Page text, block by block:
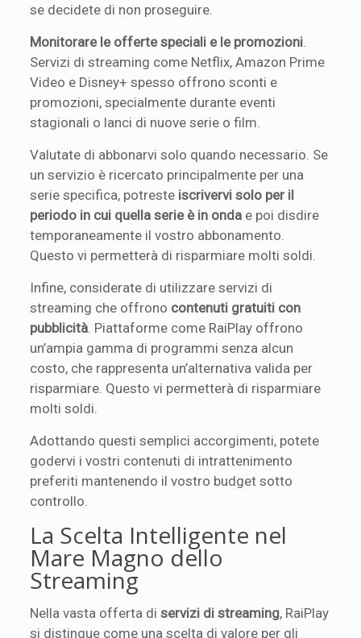
se decidete di non proseguire.
Monitorare le offerte speciali e le promozioni
Servizi di streaming come Netflix, Amazon Prime
Video e Disney+ spesso offrono sconti e
promozioni, specialmente durante eventi
stagionali o lanci di nuove serie o film.
Valutate di abbonarvi solo quando necessario. Se
un servizio è ricercato principalmente per una
serie specifica, potreste iscrivervi solo per il
periodo in cui quella serie è in onda e poi disdire
temporaneamente il vostro abbonamento.
Questo vi permetterà di risparmiare molti soldi.
Infine, considerate di utilizzare servizi di
streaming che offrono contenuti gratuiti con
pubblicità . Piattaforme come RaiPlay offrono
un’ampia gamma di programmi senza alcun
costo, che rappresenta un’alternativa valida per
risparmiare. Questo vi permetterà di risparmiare
molti soldi.
Adottando questi semplici accorgimenti, potete
godervi i vostri contenuti di intrattenimento
preferiti mantenendo il vostro budget sotto
controllo.
La Scelta Intelligente nel
Mare Magno dello
Streaming
Nella vasta offerta diservizi di streaming, RaiPlay
si distingue come una scelta di valore per gli